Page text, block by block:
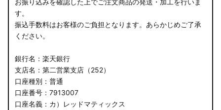
JH1/2 N-WGN
RT5/6 RW1/2 CR-V
RU3/4 ヴェゼル
JW5 S660
お振り込みを確認した上でご注文商品の発送・加工を行いま
す。
振込手数料はお客様のご負担となります。あらかじめご了承
ください。
銀行名：楽天銀行
支店名：第二営業支店（252）
口座種別：普通
口座番号：7913007
口座名義：カ）レッドマティックス